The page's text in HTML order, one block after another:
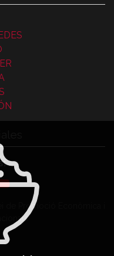
de Promoció Econòmica i